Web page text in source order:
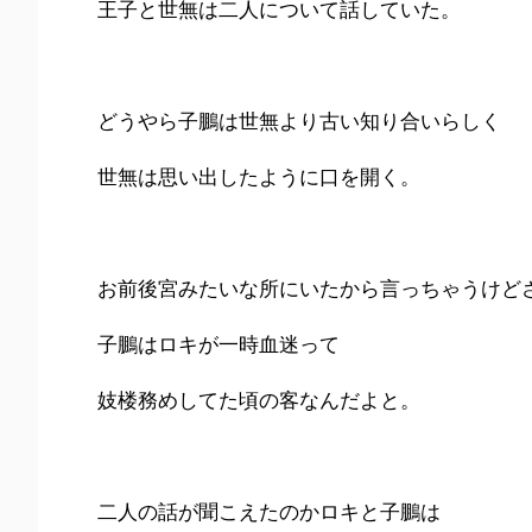
王子と世無は二人について話していた。
どうやら子鵬は世無より古い知り合いらしく
世無は思い出したように口を開く。
お前後宮みたいな所にいたから言っちゃうけど
子鵬はロキが一時血迷って
妓楼務めしてた頃の客なんだよと。
二人の話が聞こえたのかロキと子鵬は